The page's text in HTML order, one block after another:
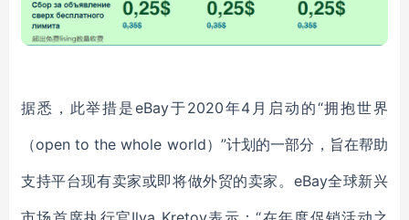
据悉，此举措是eBay于2020年4月启动的“拥抱世界
（open to the whole world）”计划的一部分，旨在帮助
支持平台现有卖家或即将做外贸的卖家。eBay全球新兴